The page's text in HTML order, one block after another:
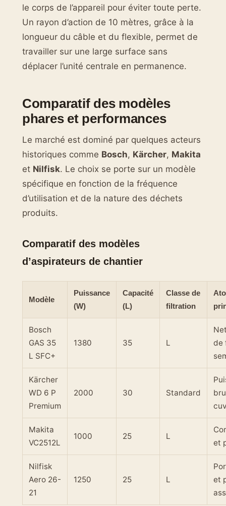
le corps de l’appareil pour éviter toute perte.
Un rayon d’action de 10 mètres, grâce à la
longueur du câble et du flexible, permet de
travailler sur une large surface sans
déplacer l’unité centrale en permanence.
Comparatif des modèles
phares et performances
Le marché est dominé par quelques acteurs
historiques comme Bosch, Kärcher, Makita
et Nilfisk. Le choix se porte sur un modèle
spécifique en fonction de la fréquence
d’utilisation et de la nature des déchets
produits.
Comparatif des modèles
d’aspirateurs de chantier
Modèle
Puissance
(W)
Capacité
(L)
Classe de
filtration
Bosch
GAS 35
L SFC+
1380 35 L
de
Kärcher
WD 6 P
Premium
2000 30 Standard
Makita
VC2512L
1000 25 L
et
Nilfisk
Aero 26-
21
1250 25 L
et